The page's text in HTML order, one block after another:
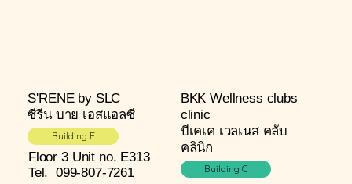
S'RENE by SLC
ซีรีน บาย เอสแอลซี
Building E
Floor 3 Unit no. E313
Tel. 099-807-7261
BKK Wellness clubs
clinic
บีเคเค เวลเนส คลับ
คลินิก
Building C